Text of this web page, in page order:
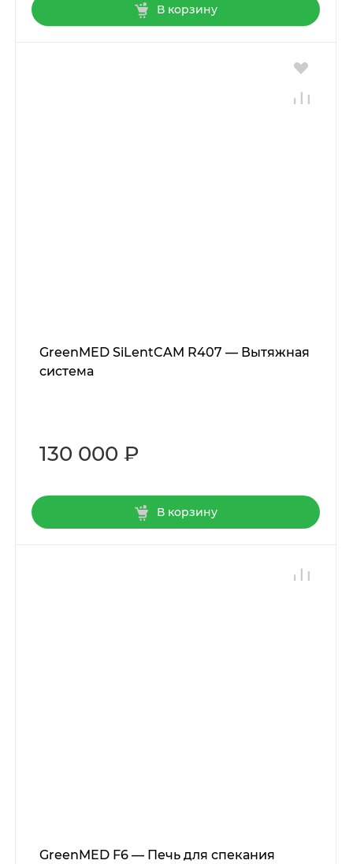
В корзину
GreenMED SiLentCAM R407 — Вытяжная
система
130 000 ₽
В корзину
GreenMED F6 — Печь для спекания